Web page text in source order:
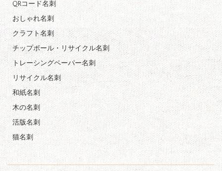
QRコード名刺
おしゃれ名刺
クラフト名刺
チップボール・リサイクル名刺
トレーシングペーパー名刺
リサイクル名刺
和紙名刺
木の名刺
活版名刺
猫名刺